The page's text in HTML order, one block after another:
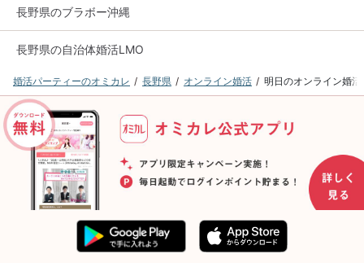
長野県のブラボー沖縄
長野県の自治体婚活LMO
婚活パーティーのオミカレ 長野県 オンライン婚活 明日のオンライン婚活